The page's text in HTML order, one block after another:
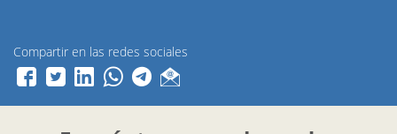
Compartir en las redes sociales